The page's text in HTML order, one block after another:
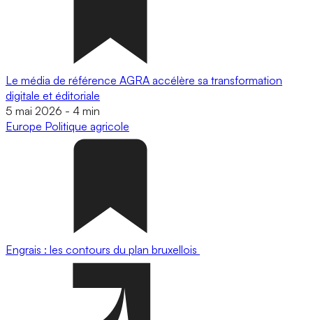
Le média de référence AGRA accélère sa transformation
digitale et éditoriale
5 mai 2026 - 4 min
Europe Politique agricole
Engrais : les contours du plan bruxellois